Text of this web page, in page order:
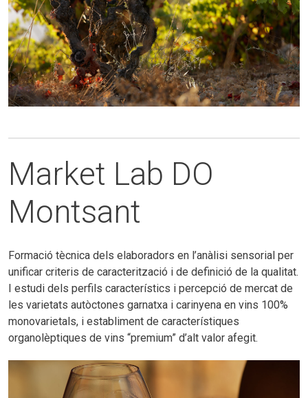
Market Lab DO
Montsant
Formació tècnica dels elaboradors en l’anàlisi sensorial per
unificar criteris de caracterització i de definició de la qualitat.
I estudi dels perfils característics i percepció de mercat de
les varietats autòctones garnatxa i carinyena en vins 100%
monovarietals, i establiment de característiques
organolèptiques de vins “premium” d’alt valor afegit.